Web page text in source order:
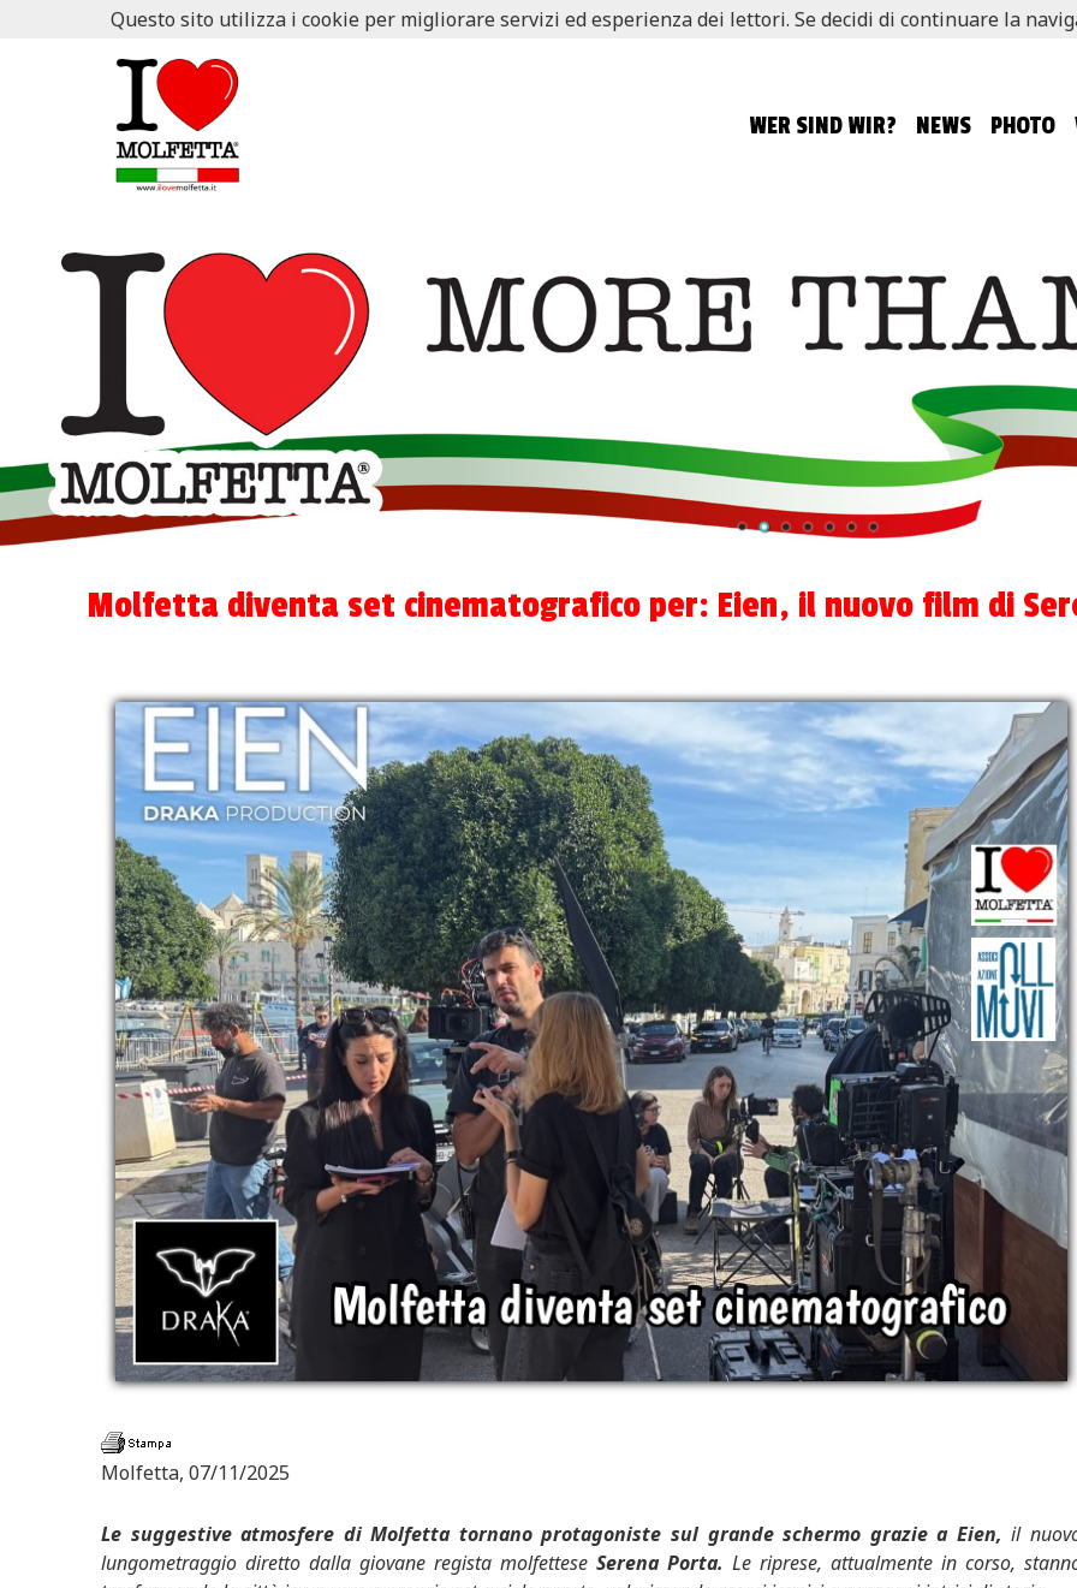
WER SIND WIR? NEWS PHOTO
Molfetta diventa set cinematografico per: Eien, il nuovo film di
Molfetta, 07/11/2025
Le suggestive atmosfere di Molfetta tornano protagoniste sul grande schermo grazie a Eien,il
lungometraggio diretto dalla giovane regista molfettese Serena Porta. Le riprese, attualmente in corso,
Questo sito utilizza i cookie per migliorare servizi ed esperienza dei lettori. Se decidi di continuare la